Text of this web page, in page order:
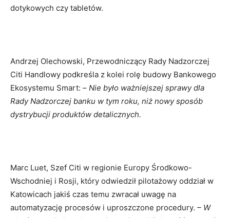
dotykowych czy tabletów.
Andrzej Olechowski, Przewodniczący Rady Nadzorczej
Citi Handlowy podkreśla z kolei rolę budowy Bankowego
Ekosystemu Smart: – Nie było ważniejszej sprawy dla
Rady Nadzorczej banku w tym roku, niż nowy sposób
dystrybucji produktów detalicznych.
Marc Luet, Szef Citi w regionie Europy Środkowo-
Wschodniej i Rosji, który odwiedził pilotażowy oddział w
Katowicach jakiś czas temu zwracał uwagę na
automatyzację procesów i uproszczone procedury. – W